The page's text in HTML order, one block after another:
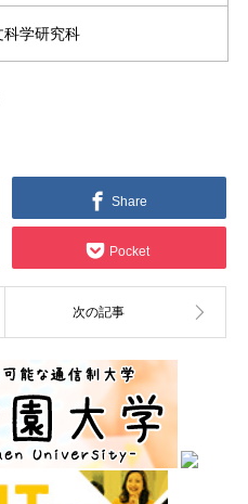
科学研究科
Share
Pocket